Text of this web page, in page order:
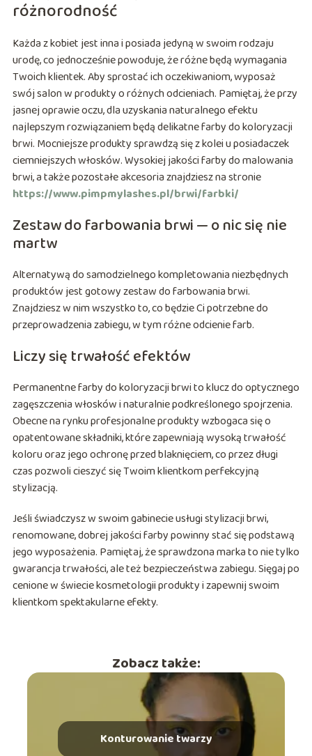
różnorodność
Każda z kobiet jest inna i posiada jedyną w swoim rodzaju
urodę, co jednocześnie powoduje, że różne będą wymagania
Twoich klientek. Aby sprostać ich oczekiwaniom, wyposaż
swój salon w produkty o różnych odcieniach. Pamiętaj, że przy
jasnej oprawie oczu, dla uzyskania naturalnego efektu
najlepszym rozwiązaniem będą delikatne farby do koloryzacji
brwi. Mocniejsze produkty sprawdzą się z kolei u posiadaczek
ciemniejszych włosków. Wysokiej jakości farby do malowania
brwi, a także pozostałe akcesoria znajdziesz na stronie
https://www.pimpmylashes.pl/brwi/farbki/
Zestaw do farbowania brwi — o nic się nie
martw
Alternatywą do samodzielnego kompletowania niezbędnych
produktów jest gotowy zestaw do farbowania brwi.
Znajdziesz w nim wszystko to, co będzie Ci potrzebne do
przeprowadzenia zabiegu, w tym różne odcienie farb.
Liczy się trwałość efektów
Permanentne farby do koloryzacji brwi to klucz do optycznego
zagęszczenia włosków i naturalnie podkreślonego spojrzenia.
Obecne na rynku profesjonalne produkty wzbogaca się o
opatentowane składniki, które zapewniają wysoką trwałość
koloru oraz jego ochronę przed blaknięciem, co przez długi
czas pozwoli cieszyć się Twoim klientkom perfekcyjną
stylizacją.
Jeśli świadczysz w swoim gabinecie usługi stylizacji brwi,
renomowane, dobrej jakości farby powinny stać się podstawą
jego wyposażenia. Pamiętaj, że sprawdzona marka to nie tylko
gwarancja trwałości, ale też bezpieczeństwa zabiegu. Sięgaj po
cenione w świecie kosmetologii produkty i zapewnij swoim
klientkom spektakularne efekty.
Zobacz także:
Konturowanie twarzy